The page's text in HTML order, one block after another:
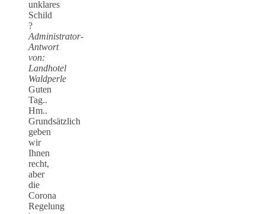
unklares
Schild
?
Administrator-
Antwort
von:
Landhotel
Waldperle
Guten
Tag..
Hm..
Grundsätzlich
geben
wir
Ihnen
recht,
aber
die
Corona
Regelung